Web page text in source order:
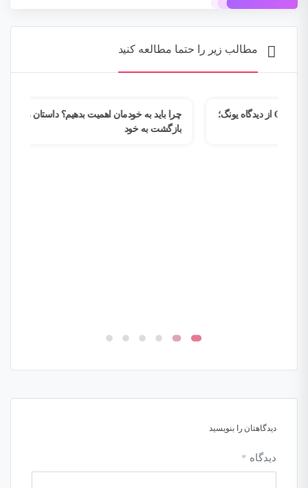
مطالب زیر را حتما مطالعه کنید
چرا باید به خودمان اهمیت بدهیم؟ داستان زهرا و مسیر
دیدگاهتان را بنویسید
دیدگاه *